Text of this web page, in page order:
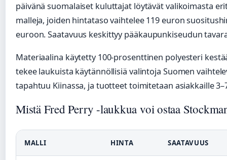
päivänä suomalaiset kuluttajat löytävät valikoimasta
malleja, joiden hintataso vaihtelee 119 euron
euroon. Saatavuus keskittyy pääkaupunkiseudun
Materiaalina käytetty 100-prosenttinen polyesteri
tekee laukuista käytännöllisiä valintoja Suomen
tapahtuu Kiinassa, ja tuotteet toimitetaan asiakkaille
Mistä Fred Perry -laukkua voi ostaa
MALLI HINTA SAATAVUUS